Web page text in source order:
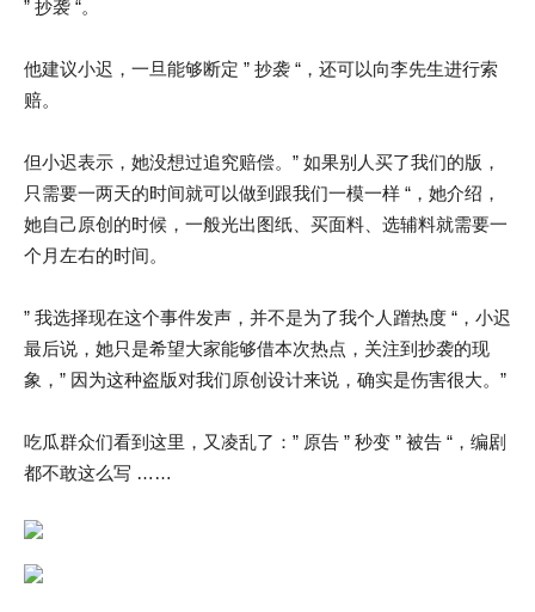
” 抄袭 “。
他建议小迟，一旦能够断定 ” 抄袭 “，还可以向李先生进行索
赔。
但小迟表示，她没想过追究赔偿。” 如果别人买了我们的版，
只需要一两天的时间就可以做到跟我们一模一样 “，她介绍，
她自己原创的时候，一般光出图纸、买面料、选辅料就需要一
个月左右的时间。
” 我选择现在这个事件发声，并不是为了我个人蹭热度 “，小迟
最后说，她只是希望大家能够借本次热点，关注到抄袭的现
象，” 因为这种盗版对我们原创设计来说，确实是伤害很大。”
吃瓜群众们看到这里，又凌乱了：” 原告 ” 秒变 ” 被告 “，编剧
都不敢这么写 ……